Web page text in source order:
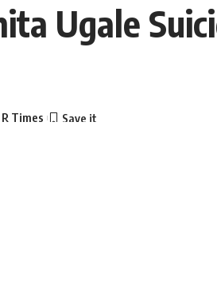
Ugale
Times